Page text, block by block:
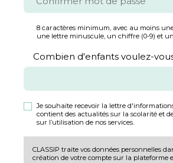
8 caractères minimum, avec au moins
une lettre minuscule, un chiffre (0-9) et
Combien d'enfants voulez-
Je souhaite recevoir la lettre
contient des actualités sur la scolarité et
sur l’utilisation de nos services.
CLASSIP traite vos données personnelles
création de votre compte sur la plateforme